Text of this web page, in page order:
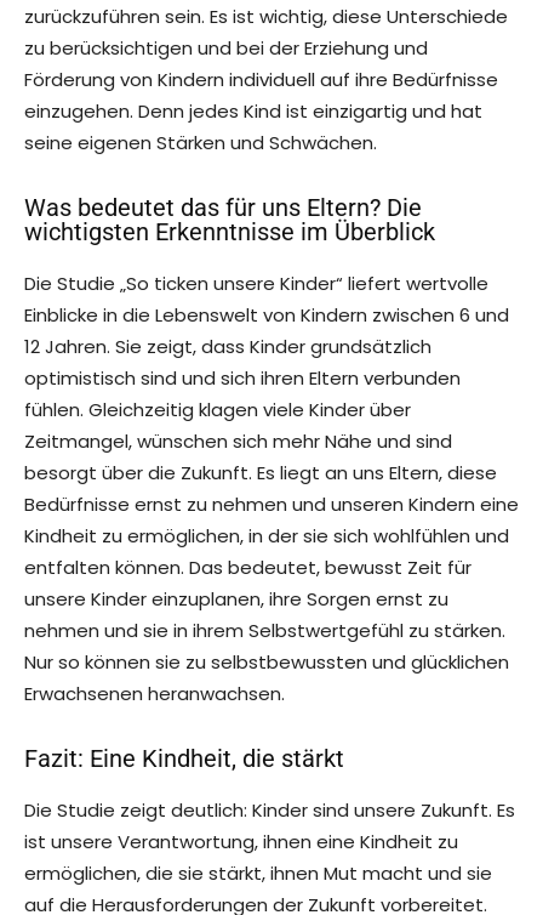
zurückzuführen sein. Es ist wichtig, diese Unterschiede
zu berücksichtigen und bei der Erziehung und
Förderung von Kindern individuell auf ihre Bedürfnisse
einzugehen. Denn jedes Kind ist einzigartig und hat
seine eigenen Stärken und Schwächen.
Was bedeutet das für uns Eltern? Die
wichtigsten Erkenntnisse im Überblick
Die Studie „So ticken unsere Kinder“ liefert wertvolle
Einblicke in die Lebenswelt von Kindern zwischen 6 und
12 Jahren. Sie zeigt, dass Kinder grundsätzlich
optimistisch sind und sich ihren Eltern verbunden
fühlen. Gleichzeitig klagen viele Kinder über
Zeitmangel, wünschen sich mehr Nähe und sind
besorgt über die Zukunft. Es liegt an uns Eltern, diese
Bedürfnisse ernst zu nehmen und unseren Kindern eine
Kindheit zu ermöglichen, in der sie sich wohlfühlen und
entfalten können. Das bedeutet, bewusst Zeit für
unsere Kinder einzuplanen, ihre Sorgen ernst zu
nehmen und sie in ihrem Selbstwertgefühl zu stärken.
Nur so können sie zu selbstbewussten und glücklichen
Erwachsenen heranwachsen.
Fazit: Eine Kindheit, die stärkt
Die Studie zeigt deutlich: Kinder sind unsere Zukunft. Es
ist unsere Verantwortung, ihnen eine Kindheit zu
ermöglichen, die sie stärkt, ihnen Mut macht und sie
auf die Herausforderungen der Zukunft vorbereitet.